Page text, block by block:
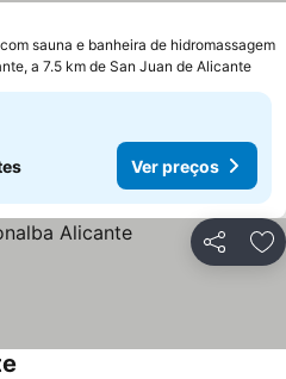
sauna e banheira de hidromassagem
a 7.5 km de San Juan de Alicante
Ver preços
Partilhar